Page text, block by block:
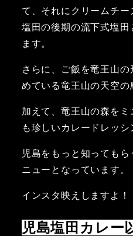
て、それにクリームチ
塩田の後期の流下式塩
ます。
さらに、ご飯を竜王山
めている竜王山の天空の
加えて、竜王山の森を
も珍しいカレードレッシ
児島をもっと知っても
ニューとなっています。
インスタ映えしますよ！
児島塩田カレー